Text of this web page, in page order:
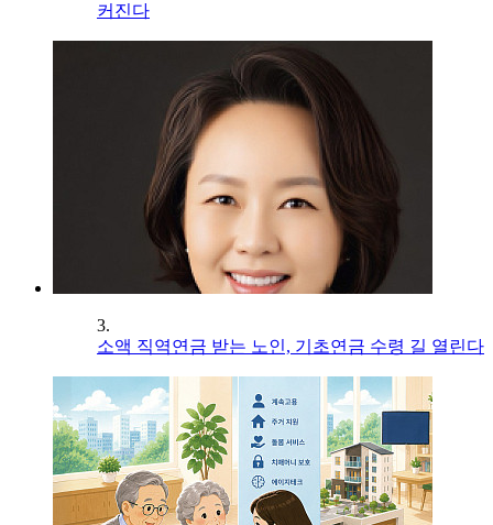
커진다
3.
소액 직역연금 받는 노인, 기초연금 수령 길 열린다